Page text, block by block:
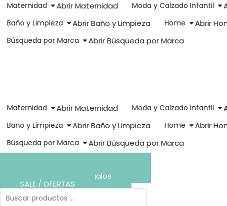
Maternidad Abrir Maternidad Moda y Calzado Infantil
Baño y Limpieza Abrir Baño y Limpieza Home Abrir
Búsqueda por Marca Abrir Búsqueda por Marca
Maternidad Abrir Maternidad Moda y Calzado Infantil
Baño y Limpieza Abrir Baño y Limpieza Home Abrir
Búsqueda por Marca Abrir Búsqueda por Marca
Crea tu Lista de Regalos
SALE / OFERTAS